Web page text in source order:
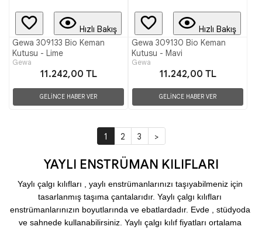
Hızlı Bakış
Gewa 309133 Bio Keman
Kutusu - Lime
Gewa
11.242,00 TL
GELİNCE HABER VER
Hızlı Bakış
Gewa 309130 Bio Keman
Kutusu - Mavi
Gewa
11.242,00 TL
GELİNCE HABER VER
1 2 3 >
YAYLI ENSTRÜMAN KILIFLARI
Yaylı çalgı kılıfları , yaylı enstrümanlarınızı taşıyabilmeniz için
tasarlanmış taşıma çantalarıdır. Yaylı çalgı kılıfları
enstrümanlarınızın boyutlarında ve ebatlardadır. Evde , stüdyoda
ve sahnede kullanabilirsiniz. Yaylı çalgı kılıf fiyatları ortalama